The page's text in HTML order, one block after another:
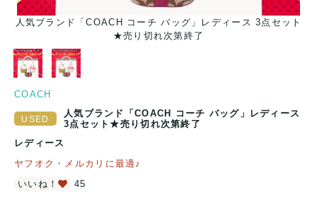
人気ブランド「COACH コーチ バッグ」レディース 3点セット
★売り切れ次第終了
COACH
人気ブランド「COACH コーチ バッグ」レディース
3点セット★売り切れ次第終了
レディース
ヤフオク・メルカリに最適♪
いいね！
45